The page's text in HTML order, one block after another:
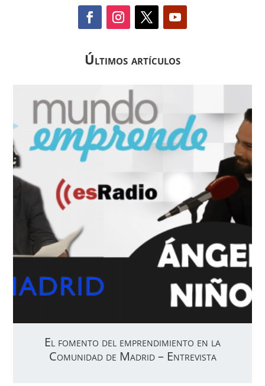
Últimos artículos
El fomento del emprendimiento en la
Comunidad de Madrid – Entrevista